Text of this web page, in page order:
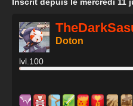
Doton
lvl.100